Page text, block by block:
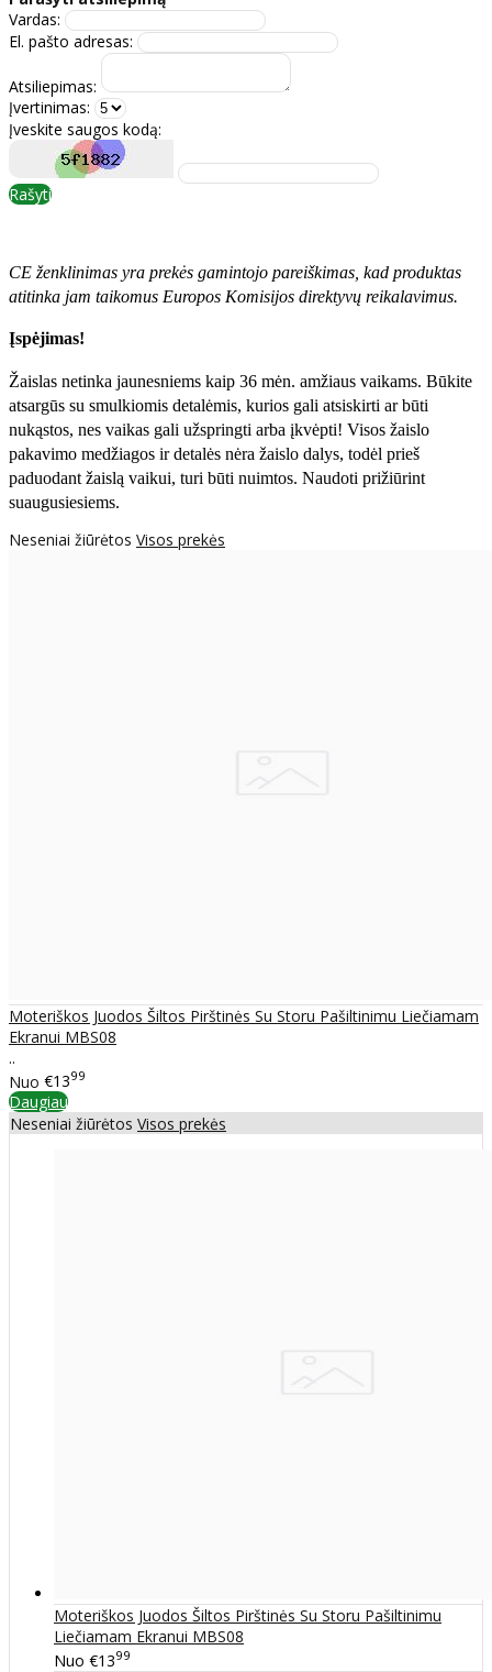
Vardas:
El. pašto adresas:
Atsiliepimas:
Įvertinimas:
Įveskite saugos kodą:
Rašyti
CE ženklinimas yra prekės gamintojo pareiškimas, kad produktas
atitinka jam taikomus Europos Komisijos direktyvų reikalavimus.
Įspėjimas!
Žaislas netinka jaunesniems kaip 36 mėn. amžiaus vaikams. Būkite
atsargūs su smulkiomis detalėmis, kurios gali atsiskirti ar būti
nukąstos, nes vaikas gali užspringti arba įkvėpti! Visos žaislо
pakavimo medžiagos ir detalės nėra žaislo dalys, todėl prieš
paduodant žaislą vaikui, turi būti nuimtos. Naudoti prižiūrint
suaugusiesiems.
Neseniai žiūrėtos Visos prekės
Moteriškos Juodos Šiltos Pirštinės Su Storu Pašiltinimu Liečiamam
Ekranui MBS08
..
Nuo €1399
Daugiau
Neseniai žiūrėtos Visos prekės
Moteriškos Juodos Šiltos Pirštinės Su Storu Pašiltinimu
Liečiamam Ekranui MBS08
Nuo €1399